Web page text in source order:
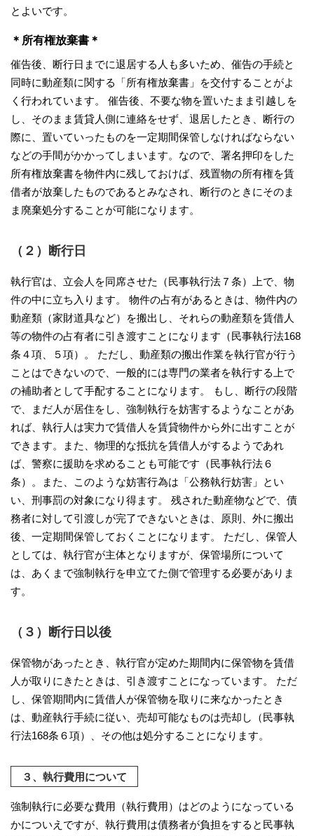
とよいです。
＊所有権放棄書＊
催告後、断行日までに退居する人も多いため、催告の手続と
同時に動産類に関する「所有権放棄書」を交付することがよ
く行われています。 催告後、不要な物を置いたまま引越しを
し、そのまま賃貸人側に連絡をせず、退居したとき、断行の
際に、置いていったものを一定期間保管しなければならない
などの手間がかかってしまいます。なので、署名押印をした
所有権放棄書を物件内に残しておけば、残置物の所有権を賃
借者が放棄したものであるとみなされ、断行のときにそのま
ま廃棄処分することが可能になります。
（２）断行日
執行官は、立会人を同席させた（民事執行法７条）上で、物
件の中に立ち入ります。 物件の占有があるときは、物件内の
動産類（家財道具など）を搬出し、それらの動産類を賃借人
等の物件の占有者に引き渡すことになります（民事執行法168
条４項、５項）。 ただし、動産類の搬出作業を執行官が行う
ことはできないので、一般的には専門の業者を執行する上で
の補助者として手配することになります。 もし、断行の段階
で、まだ人が居住をし、強制執行を妨害するようなことがあ
れば、執行人は実力で賃借人を賃貸物件から外に出すことが
できます。また、物理的な抵抗を賃借人がするようであれ
ば、警察に援助を求めることも可能です（民事執行法６
条）。また、このような妨害行為は「公務執行妨害」とい
い、刑事罰の対象になり得ます。 残された動産物などで、債
務者に対して引渡しが完了できないときは、原則、外に搬出
後、一定期間保管しておくことになります。 ただし、保管人
としては、執行官が主体となりますが、保管場所について
は、あくまで強制執行を申立てた側で管理する必要がありま
す。
（３）断行日以後
保管物があったとき、執行官が定めた期間内に保管物を賃借
人が取りにきたときは、引き渡すことになっています。 ただ
し、保管期間内に賃借人が保管物を取りに来なかったとき
は、動産執行手続に従い、売却可能なものは売却し（民事執
行法168条６項）、その他は処分することになります。
３、執行費用について
強制執行に必要な費用（執行費用）はどのようになっている
かについえですが、執行費用は債務者が負担をすると民事執